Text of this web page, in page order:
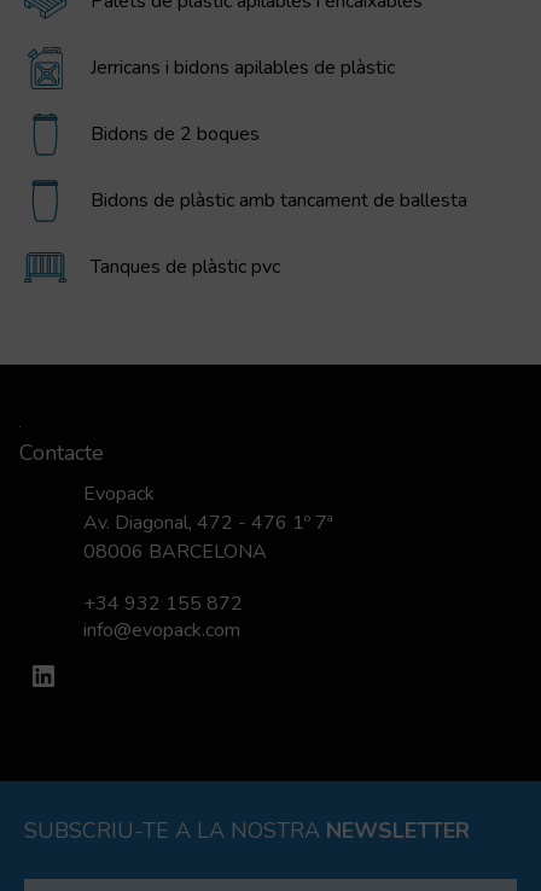
Jerricans i bidons apilables de plàstic
Bidons de 2 boques
Bidons de plàstic amb tancament de ballesta
Tanques de plàstic pvc
Contacte
Evopack
Av. Diagonal, 472 - 476 1º 7ª
08006 BARCELONA
+34 932 155 872
info@evopack.com
LinkedIn
SUBSCRIU-TE A LA NOSTRA NEWSLETTER